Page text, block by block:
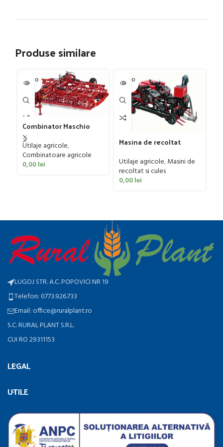
Produse similare
SOLD O
UT
Combinator Maschio
Gaspardo model
Sandokan, 120-190 CP
Utilaje agricole,
Combinatoare agricole
0,00lei
SOLD O
UT
Masina de recoltat
sistem de prindere
ERME model RL 2, 70 CP
Utilaje agricole,Masini de
recoltat si cules
0,00lei
LUGOJ STR. A.C. POPOVICI NR 19
Telefon: 0773.926.733
Email: office@ruralplant.ro
S.C. RURAL PLANT S.R.L.
CUI RO 29311153
LEGAL
UTILE